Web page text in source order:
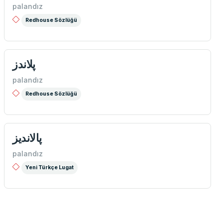
palandız
Redhouse Sözlüğü
پلاندز
palandız
Redhouse Sözlüğü
پالانديز
palandız
Yeni Türkçe Lugat